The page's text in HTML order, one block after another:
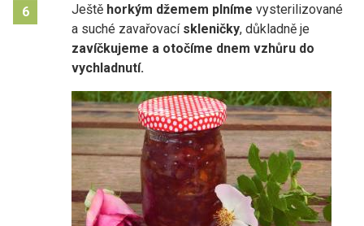
6 Ještě horkým džemem plníme vysterilizované
a suché zavařovací skleničky, důkladně je
zavíčkujeme a otočíme dnem vzhůru do
vychladnutí.